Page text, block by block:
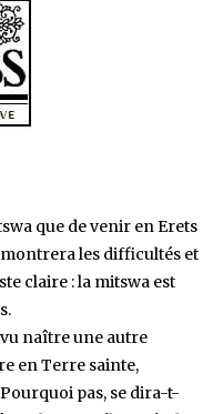
que de venir en Erets
les difficultés et
claire : la mitswa est
naître une autre
en Terre sainte,
pas, se dira-t-